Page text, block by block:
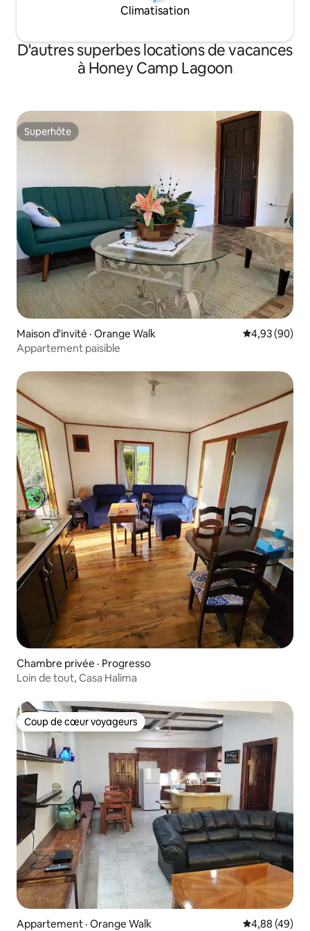
Climatisation
D'autres superbes locations de vacances
à Honey Camp Lagoon
Superhôte
Superhôte
Maison d'invité · Orange Walk Note
4,93 (90)
Appartement paisible
Chambre privée · Progresso
Loin de tout, Casa Halima
Coup de cœur voyageurs
Coup de cœur voyageurs
Appartement · Orange Walk Note
4,88 (49)